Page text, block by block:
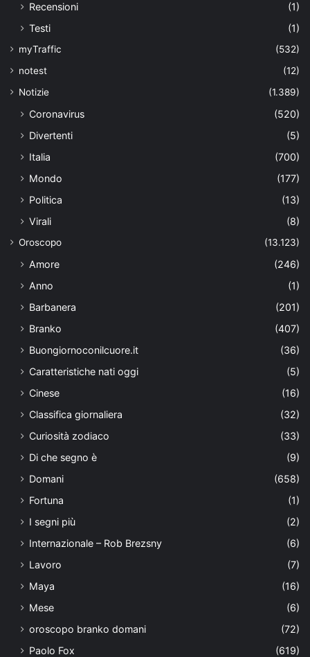
Recensioni
(1)
Testi
(1)
myTraffic
(532)
notest
(12)
Notizie
(1.389)
Coronavirus
(520)
Divertenti
(5)
Italia
(700)
Mondo
(177)
Politica
(13)
Virali
(8)
Oroscopo (13.123)
Amore
(246)
Anno
(1)
Barbanera
(201)
Branko
(407)
Buongiornoconilcuore.it
(36)
Caratteristiche nati oggi
(5)
Cinese
(16)
Classifica giornaliera
(32)
Curiosità zodiaco
(33)
Di che segno è
(9)
Domani
(658)
Fortuna
(1)
I segni più
(2)
Internazionale – Rob Brezsny
(6)
Lavoro
(7)
Maya
(16)
Mese
(6)
oroscopo branko domani
(72)
Paolo Fox
(619)